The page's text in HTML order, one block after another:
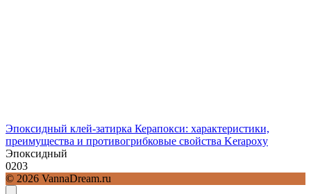
Эпоксидный клей-затирка Керапокси: характеристики,
преимущества и противогрибковые свойства Kerapoxy
Эпоксидный
0203
© 2026 VannaDream.ru